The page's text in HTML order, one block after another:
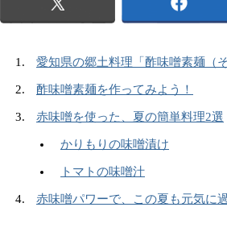
愛知県の郷土料理「酢味噌素麺（
酢味噌素麺を作ってみよう！
赤味噌を使った、夏の簡単料理2選
かりもりの味噌漬け
トマトの味噌汁
赤味噌パワーで、この夏も元気に